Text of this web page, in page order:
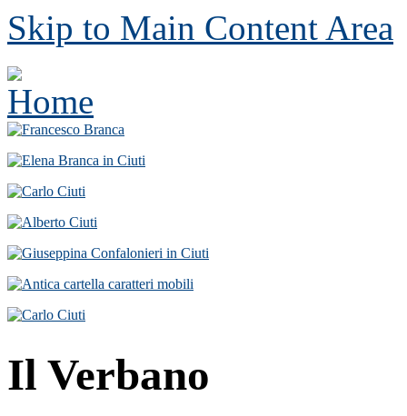
Skip to Main Content Area
Il Verbano